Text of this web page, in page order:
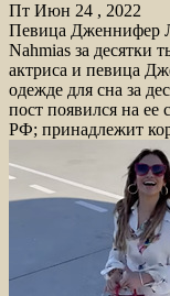
Пт Июн 24 , 2022
Певица Дженнифер
Nahmias за десятки
актриса и певица
одежде для сна за
пост появился на ее
РФ; принадлежит